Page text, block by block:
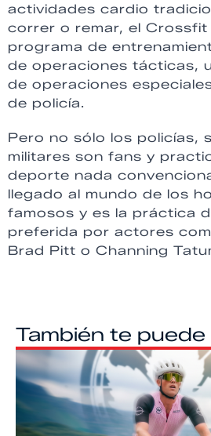
actividades cardio
correr o remar, el Crossfit
programa de
de operaciones tácticas,
de operaciones
de policía.
Pero no sólo los policías,
militares son fans y
deporte nada
llegado al mundo de los
famosos y es la práctica
preferida por actores
Brad Pitt o Channing
También te